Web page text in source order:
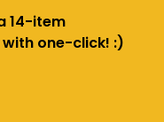
14-item
one-click! :)